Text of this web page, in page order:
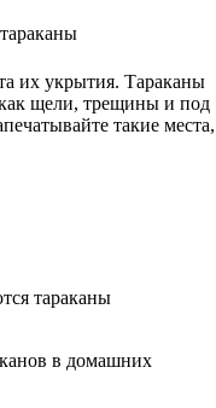
их укрытия. Тараканы
щели, трещины и под
такие места,
тараканы
в домашних